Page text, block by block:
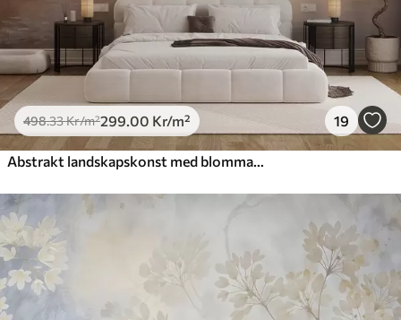
498.33Kr/m²299 .00 Kr/m² 19